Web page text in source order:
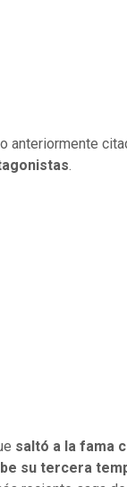
anteriormente
.
saltó a la fama
su tercera